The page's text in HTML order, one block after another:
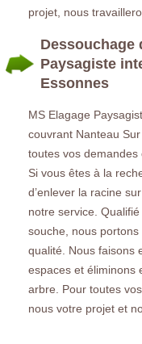
projet, nous
Dessouchage
Paysagiste
Essonnes
MS Elagage
couvrant Nanteau
toutes vos demandes
Si vous êtes à la
d’enlever la racine
notre service.
souche, nous
qualité. Nous faisons
espaces et éliminons
arbre. Pour toutes
nous votre projet et